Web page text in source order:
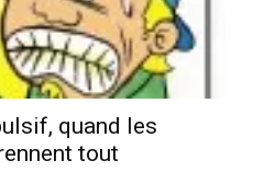
quand les
tout